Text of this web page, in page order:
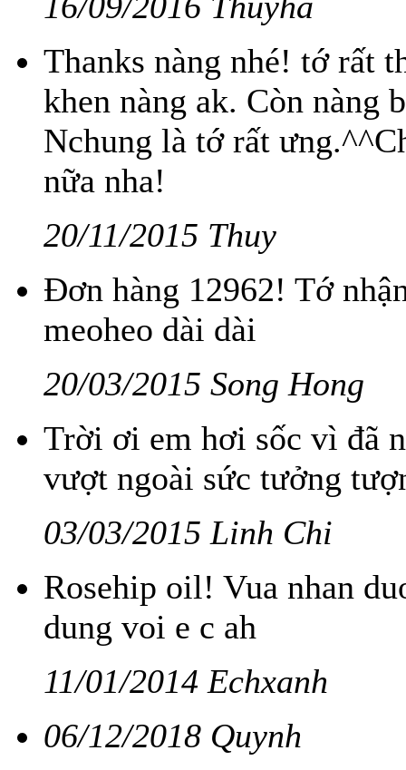
Thanks nàng nhé! tớ rất
khen nàng ak. Còn nàng
Nchung là tớ rất
nữa nha!
20/11/2015 Thuy
Đơn hàng 12962! Tớ
meoheo dài dài
20/03/2015 Song Hong
Trời ơi em hơi sốc vì đã
vượt ngoài sức tưởng
03/03/2015 Linh Chi
Rosehip oil! Vua nhan
dung voi e c ah
11/01/2014 Echxanh
06/12/2018 Quynh